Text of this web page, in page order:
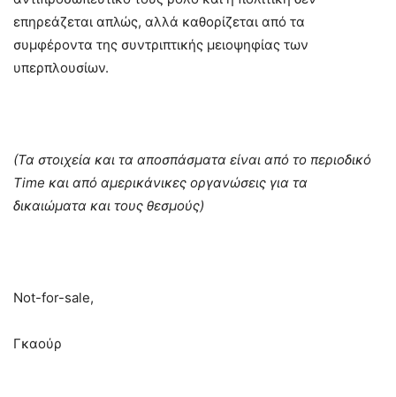
επηρεάζεται απλώς, αλλά καθορίζεται από τα
συμφέροντα της συντριπτικής μειοψηφίας των
υπερπλουσίων.
(Τα στοιχεία και τα αποσπάσματα είναι από το περιοδικό
Time και από αμερικάνικες οργανώσεις για τα
δικαιώματα και τους θεσμούς)
Not-for-sale,
Γκαούρ